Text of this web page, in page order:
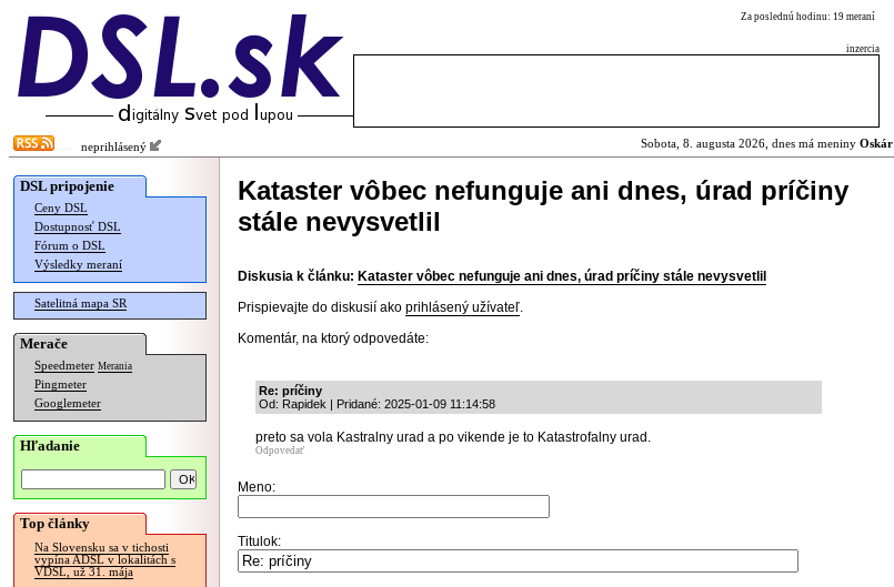
Za poslednú hodinu: 19 meraní
inzercia
neprihlásený Sobota, 8. augusta 2026, dnes má meniny Oskár
DSL pripojenie
Ceny DSL
Dostupnosť DSL
Fórum o DSL
Výsledky meraní
Satelitná mapa SR
Merače
Speedmeter Merania
Pingmeter
Googlemeter
Hľadanie
Top články
Na Slovensku sa v tichosti
vypína ADSL v lokalitách s
VDSL, už 31. mája
Kataster vôbec nefunguje ani dnes, úrad príčiny
stále nevysvetlil
Diskusia k článku: Kataster vôbec nefunguje ani dnes, úrad príčiny stále nevysvetlil
Prispievajte do diskusií ako prihlásený užívateľ.
Komentár, na ktorý odpovedáte:
Re: príčiny
Od: Rapidek | Pridané: 2025-01-09 11:14:58
preto sa vola Kastralny urad a po vikende je to Katastrofalny urad.
Odpovedať
Meno:
Titulok: